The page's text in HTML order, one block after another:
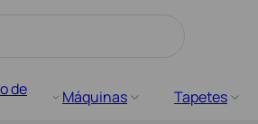
de
Máquinas Tapetes